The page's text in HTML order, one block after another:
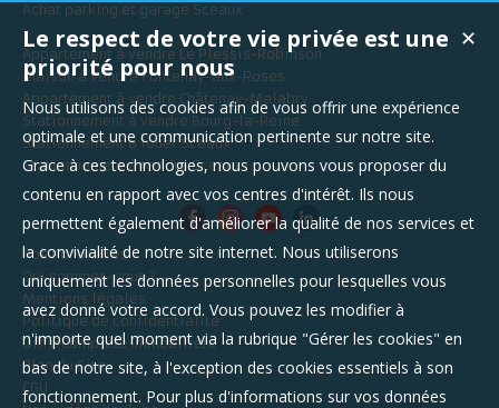
Achat parking et garage Sceaux
Appartement à vendre Le Plessis-Robinson
Maison à vendre Fontenay-aux-Roses
Appartement à vendre Châtenay-Malabry
Stationnement à vendre Bourg-la-Reine
Stationnement à louer Sceaux
Stationnement à vendre Sceaux
Nos Honoraires
Qui sommes-nous ?
Mentions légales
Politique de confidentialité
Offre Complète Immobilière
Plan du Site
CGU
✕
Le respect de votre vie privée est une
priorité pour nous
Nous utilisons des cookies afin de vous offrir une expérience
optimale et une communication pertinente sur notre site.
Grace à ces technologies, nous pouvons vous proposer du
contenu en rapport avec vos centres d'intérêt. Ils nous
permettent également d'améliorer la qualité de nos services et
la convivialité de notre site internet. Nous utiliserons
uniquement les données personnelles pour lesquelles vous
avez donné votre accord. Vous pouvez les modifier à
n'importe quel moment via la rubrique "Gérer les cookies" en
bas de notre site, à l'exception des cookies essentiels à son
fonctionnement. Pour plus d'informations sur vos données